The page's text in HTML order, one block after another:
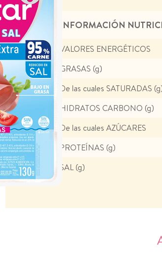
INFORMACIÓN
VALORES ENERGÉTICOS
GRASAS (g)
De las cuales SATURADAS
HIDRATOS CARBONO (g)
De las cuales AZÚCARES
PROTEÍNAS (g)
SAL (g)